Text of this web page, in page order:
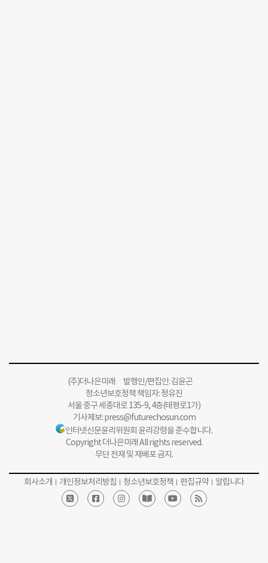
(주)더나은미래 발행인/편집인: 김윤곤
청소년보호정책 책임자: 정유진
서울 중구 세종대로 135-9, 4층(태평로1가)
기사제보:press@futurechosun.com
인터넷신문윤리위원회 윤리강령을 준수합니다.
Copyright 더나은미래 All rights reserved.
무단 전재 및 재배포 금지.
회사소개 개인정보처리방침 청소년보호정책 편집규약 알립니다